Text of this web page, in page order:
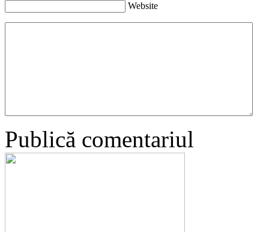
Website
Publică comentariul